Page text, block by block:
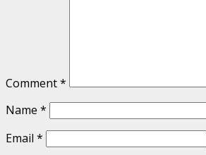
Comment*
Name *
Email *